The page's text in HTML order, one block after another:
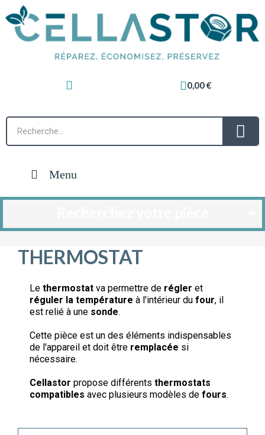
0,00 €
Menu
THERMOSTAT
Le thermostat va permettre de régler et
réguler la température à l'intérieur du four, il
est relié à une sonde.
Cette pièce est un des éléments indispensables
de l'appareil et doit être remplacée si
nécessaire.
Cellastor propose différents thermostats
compatibles avec plusieurs modèles de fours.